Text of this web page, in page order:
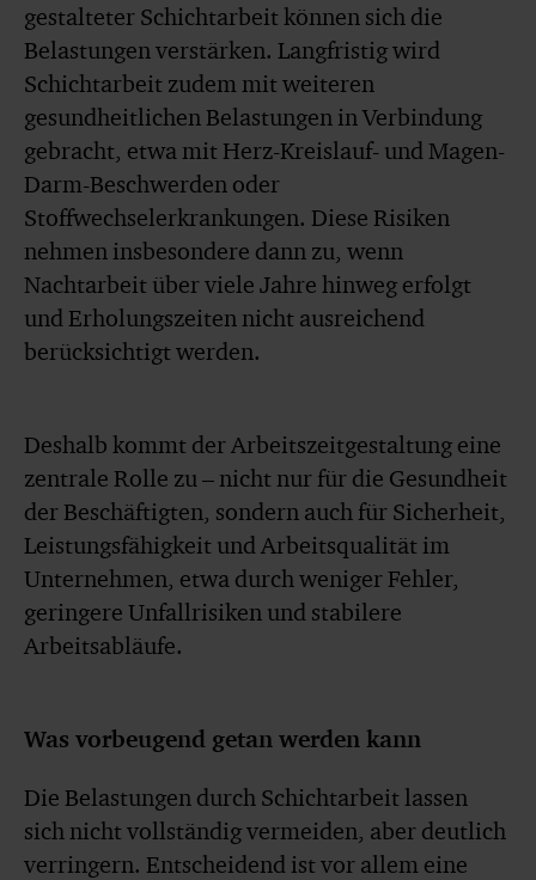
gestalteter Schichtarbeit können sich die
Belastungen verstärken. Langfristig wird
Schichtarbeit zudem mit weiteren
gesundheitlichen Belastungen in Verbindung
gebracht, etwa mit Herz-Kreislauf- und Magen-
Darm-Beschwerden oder
Stoffwechselerkrankungen. Diese Risiken
nehmen insbesondere dann zu, wenn
Nachtarbeit über viele Jahre hinweg erfolgt
und Erholungszeiten nicht ausreichend
berücksichtigt werden.
Deshalb kommt der Arbeitszeitgestaltung eine
zentrale Rolle zu – nicht nur für die Gesundheit
der Beschäftigten, sondern auch für Sicherheit,
Leistungsfähigkeit und Arbeitsqualität im
Unternehmen, etwa durch weniger Fehler,
geringere Unfallrisiken und stabilere
Arbeitsabläufe.
Was vorbeugend getan werden kann
Die Belastungen durch Schichtarbeit lassen
sich nicht vollständig vermeiden, aber deutlich
verringern. Entscheidend ist vor allem eine